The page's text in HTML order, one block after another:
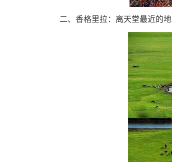
二、香格里拉：离天堂最近的地